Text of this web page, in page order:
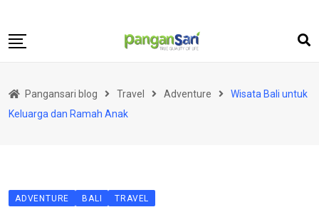
to
Food
Business
Pangansari blog Travel Adventure
Wisata Bali untuk
Keluarga dan Ramah Anak
ADVENTURE BALI TRAVEL